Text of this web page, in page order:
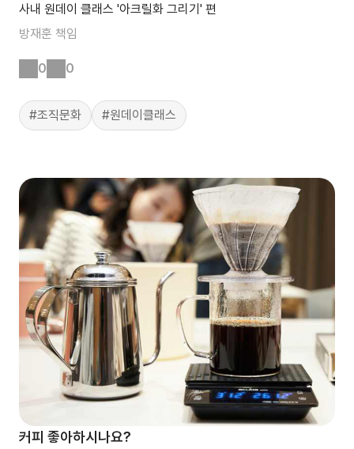
사내 원데이 클래스 '아크릴화 그리기' 편
방재훈 책임
0 0
#조직문화 #원데이클래스
커피 좋아하시나요?